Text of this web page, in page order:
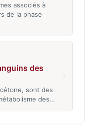
associés à
de la phase
des
sont des
des…